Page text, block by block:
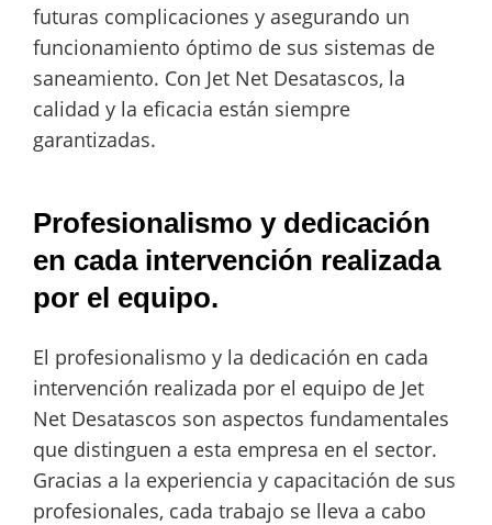
futuras complicaciones y asegurando un
funcionamiento óptimo de sus sistemas de
saneamiento. Con Jet Net Desatascos, la
calidad y la eficacia están siempre
garantizadas.
Profesionalismo y dedicación
en cada intervención realizada
por el equipo.
El profesionalismo y la dedicación en cada
intervención realizada por el equipo de Jet
Net Desatascos son aspectos fundamentales
que distinguen a esta empresa en el sector.
Gracias a la experiencia y capacitación de sus
profesionales, cada trabajo se lleva a cabo